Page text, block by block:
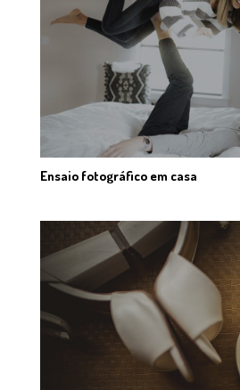
Ensaio fotográfico em casa